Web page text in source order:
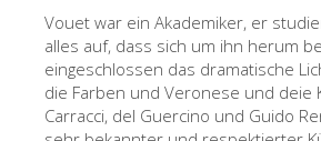
Palatina Galerie
Medici Kapelle
San Marco Museum
Vouet war ein Akademiker, er
alles auf, dass sich um ihn herum
eingeschlossen das dramatische
die Farben und Veronese und deie
Carracci, del Guercino und Guido